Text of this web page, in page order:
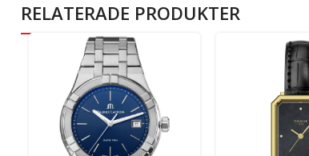
RELATERADE PRODUKTER